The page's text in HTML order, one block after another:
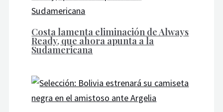
Costa lamenta eliminación de Always
Ready, que ahora apunta a la
Sudamericana